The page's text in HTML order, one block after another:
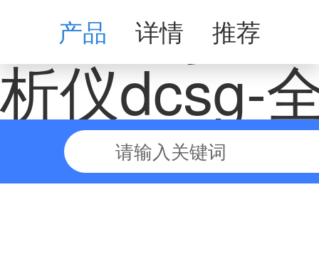
柜式多参
析仪dcsg-
产品 详情 推荐